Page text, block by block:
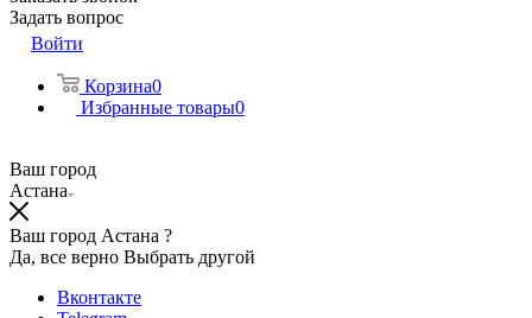
Задать вопрос
Войти
Корзина0
Избранные товары0
Ваш город
Астана
Ваш город Астана ?
Да, все верно Выбрать другой
Вконтакте